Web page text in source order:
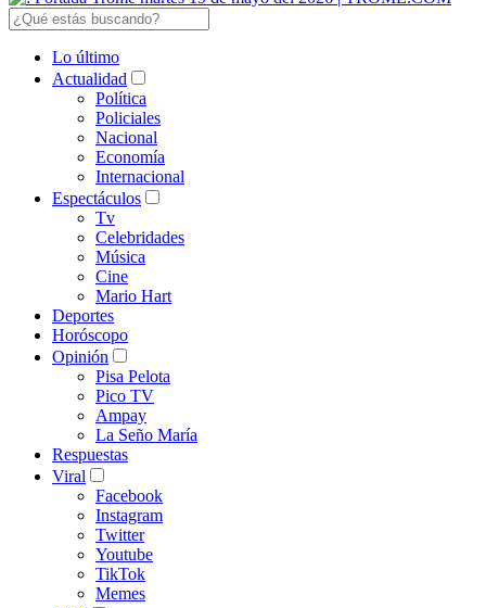
Lo último
Actualidad
Política
Policiales
Nacional
Economía
Internacional
Espectáculos
Tv
Celebridades
Música
Cine
Mario Hart
Deportes
Horóscopo
Opinión
Pisa Pelota
Pico TV
Ampay
La Seño María
Respuestas
Viral
Facebook
Instagram
Twitter
Youtube
TikTok
Memes